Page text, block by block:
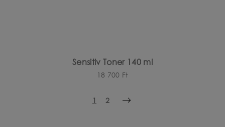
Sensitiv Toner 140 ml
18 700 Ft
1 2